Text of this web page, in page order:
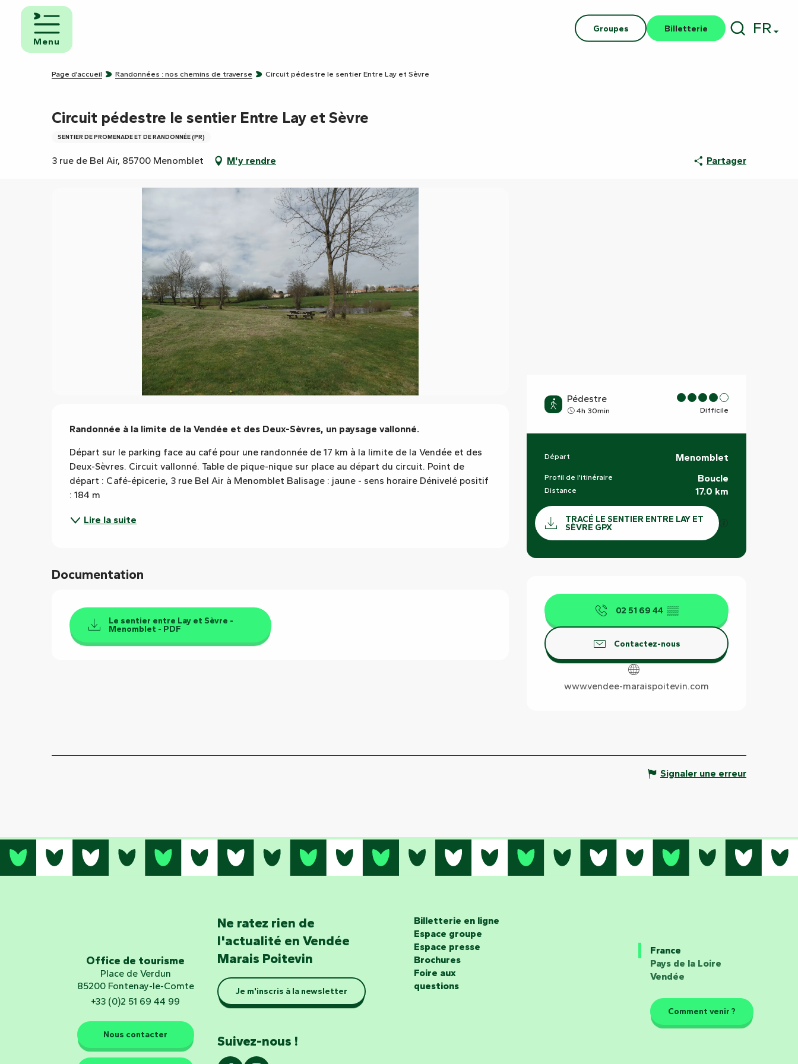
contenu
principal
Groupes Billetterie FR
Menu
Page d’accueil Randonnées : nos chemins de traverse Circuit pédestre le sentier Entre Lay et Sèvre
Circuit pédestre le sentier Entre Lay et Sèvre
SENTIER DE PROMENADE ET DE RANDONNÉE (PR)
3 rue de Bel Air, 85700 Menomblet M'y rendre Partager
Pédestre
4h 30min Difficile
Informations pratiques
Départ Menomblet
Profil de l’itinéraire Boucle
Distance 17.0 km
Documentation
TRACÉ LE SENTIER ENTRE LAY ET
SÈVRE GPX
Ouverture et coordonnées
02 51 69 44 ▒▒
Contactez-nous
www.vendee-maraispoitevin.com
Description
Randonnée à la limite de la Vendée et des Deux-Sèvres, un paysage vallonné.
Départ sur le parking face au café pour une randonnée de 17 km à la limite de la Vendée et des
Deux-Sèvres. Circuit vallonné. Table de pique-nique sur place au départ du circuit. Point de
départ : Café-épicerie, 3 rue Bel Air à Menomblet Balisage : jaune - sens horaire Dénivelé positif
: 184 m
Lire la suite
Documentation
Le sentier entre Lay et Sèvre -
Menomblet - PDF
Signaler une erreur
Office de tourisme
Place de Verdun
85200 Fontenay-le-Comte
+33 (0)2 51 69 44 99
Nous contacter
Ne ratez rien de
l'actualité en Vendée
Marais Poitevin
Je m'inscris à la newsletter
Suivez-nous !
Billetterie en ligne
Espace groupe
Espace presse
Brochures
Foire aux
questions
France
Pays de la Loire
Vendée
Comment venir ?